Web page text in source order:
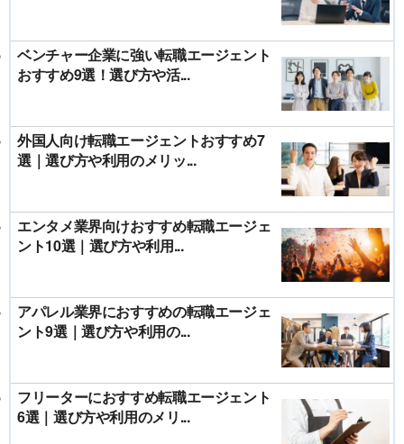
ベンチャー企業に強い転職エージェント
おすすめ9選！選び方や活...
外国人向け転職エージェントおすすめ7
選｜選び方や利用のメリッ...
エンタメ業界向けおすすめ転職エージェ
ント10選｜選び方や利用...
アパレル業界におすすめの転職エージェ
ント9選｜選び方や利用の...
フリーターにおすすめ転職エージェント
6選｜選び方や利用のメリ...